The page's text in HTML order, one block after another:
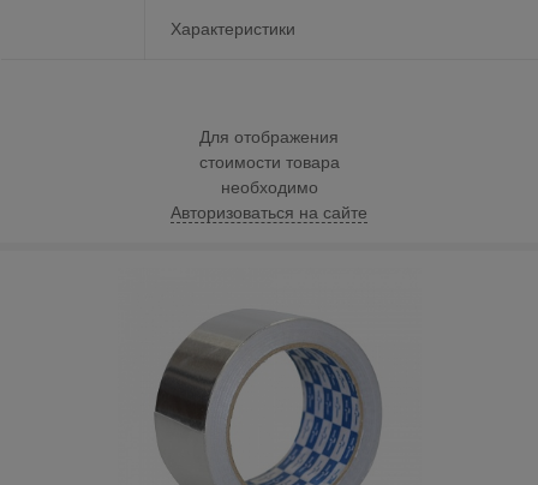
Характеристики
Для отображения
стоимости товара
необходимо
Авторизоваться на сайте